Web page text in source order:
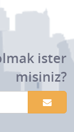
ister
misiniz?